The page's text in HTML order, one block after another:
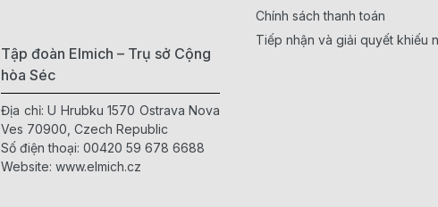
Tập đoàn Elmich – Trụ sở Cộng
hòa Séc
Địa chỉ: U Hrubku 1570 Ostrava Nova
Ves 70900, Czech Republic
Số điện thoại: 00420 59 678 6688
Website: www.elmich.cz
Chính sách thanh toán
Tiếp nhận và giải quyết khiếu